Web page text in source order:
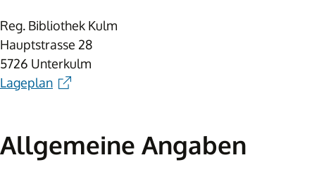
Reg. Bibliothek Kulm
Hauptstrasse 28
5726 Unterkulm
Lageplan
Allgemeine Angaben